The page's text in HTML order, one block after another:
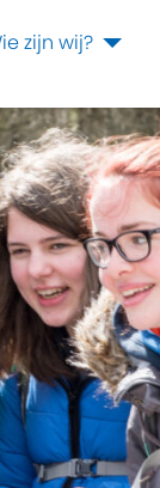
zijn wij?